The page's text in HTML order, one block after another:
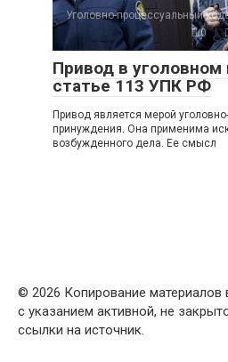
Уголовно-процессуальный
0
Привод в уголовном
статье 113 УПК РФ
Привод является мерой
принуждения. Она применима
возбужденного дела. Ее смысл
© 2026 Копирование
с указанием активной, не
ссылки на источник.